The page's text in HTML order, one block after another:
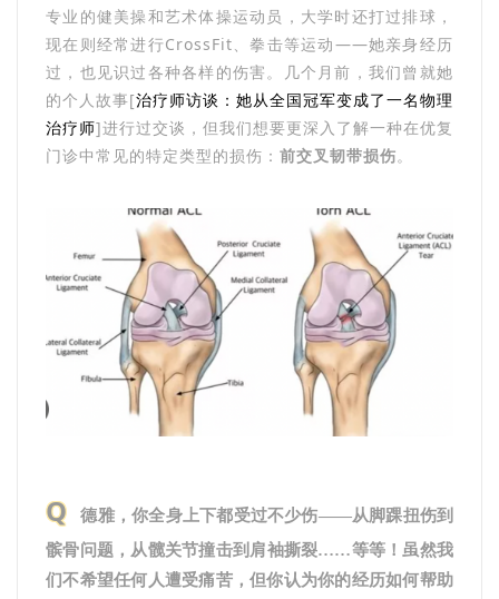
专业的健美操和艺术体操运动员，大学时还打过排球，
现在则经常进行CrossFit、拳击等运动——她亲身经历
过，也见识过各种各样的伤害。几个月前，我们曾就她
的个人故事[治疗师访谈：她从全国冠军变成了一名物理
治疗师]进行过交谈，但我们想要更深入了解一种在优复
门诊中常见的特定类型的损伤： 前交叉韧带损伤。
Q德雅，你全身上下都受过不少伤——从脚踝扭伤到
髌骨问题，从髋关节撞击到肩袖撕裂……等等！虽然我
们不希望任何人遭受痛苦，但你认为你的经历如何帮助